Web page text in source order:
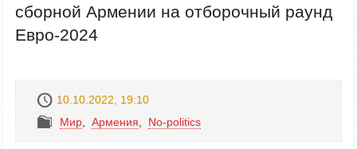
сборной Армении на отборочный раунд
Евро-2024
10.10.2022, 19:10
Mир
Армения No-politics